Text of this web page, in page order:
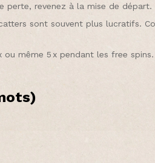
perte, revenez à la mise de départ.
sont souvent plus lucratifs.
même 5 x pendant les free